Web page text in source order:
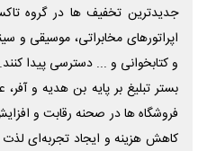
جدیدترین تخفیف ها در گروه
اپراتورهای مخابراتی، موسیقی و
و کتابخوانی و ... دسترسی پیدا کنند.
بستر تبلیغ بر پایه بن هدیه و
فروشگاه ها در صحنه رقابت و
کاهش هزینه و ایجاد تجربه‌ای